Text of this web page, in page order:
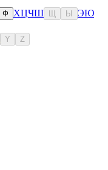
Ф ХЦЧШ Ы ЭЮ
Y Z